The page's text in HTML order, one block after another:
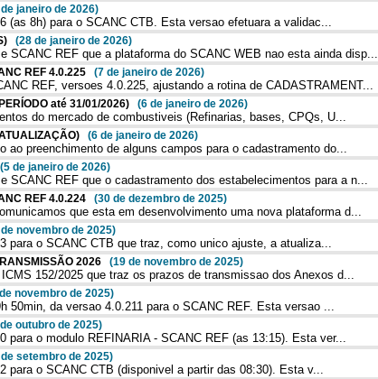
janeiro de 2026)
(as 8h) para o SCANC CTB. Esta versao efetuara a validac...
(28 de janeiro de 2026)
SCANC REF que a plataforma do SCANC WEB nao esta ainda disp...
REF 4.0.225 (7 de janeiro de 2026)
REF, versoes 4.0.225, ajustando a rotina de CADASTRAMENT...
até 31/01/2026) (6 de janeiro de 2026)
do mercado de combustiveis (Refinarias, bases, CPQs, U...
(6 de janeiro de 2026)
ao preenchimento de alguns campos para o cadastramento do...
(5 de janeiro de 2026)
SCANC REF que o cadastramento dos estabelecimentos para a n...
REF 4.0.224 (30 de dezembro de 2025)
que esta em desenvolvimento uma nova plataforma d...
novembro de 2025)
para o SCANC CTB que traz, como unico ajuste, a atualiza...
2026 (19 de novembro de 2025)
152/2025 que traz os prazos de transmissao dos Anexos d...
novembro de 2025)
50min, da versao 4.0.211 para o SCANC REF. Esta versao ...
outubro de 2025)
para o modulo REFINARIA - SCANC REF (as 13:15). Esta ver...
setembro de 2025)
para o SCANC CTB (disponivel a partir das 08:30). Esta v...